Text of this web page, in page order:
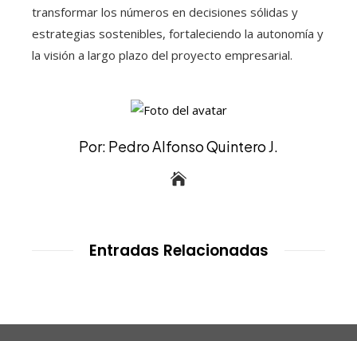
transformar los números en decisiones sólidas y
estrategias sostenibles, fortaleciendo la autonomía y
la visión a largo plazo del proyecto empresarial.
Por: Pedro Alfonso Quintero J.
Entradas Relacionadas